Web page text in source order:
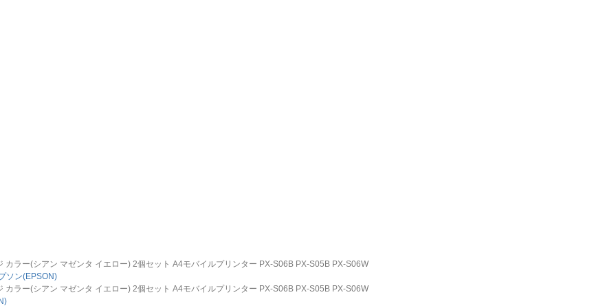
ラー(シアン マゼンタ イエロー) 2個セット A4モバイルプリンター PX-S06B PX-S05B PX-S06W
ソン(EPSON)
ラー(シアン マゼンタ イエロー) 2個セット A4モバイルプリンター PX-S06B PX-S05B PX-S06W